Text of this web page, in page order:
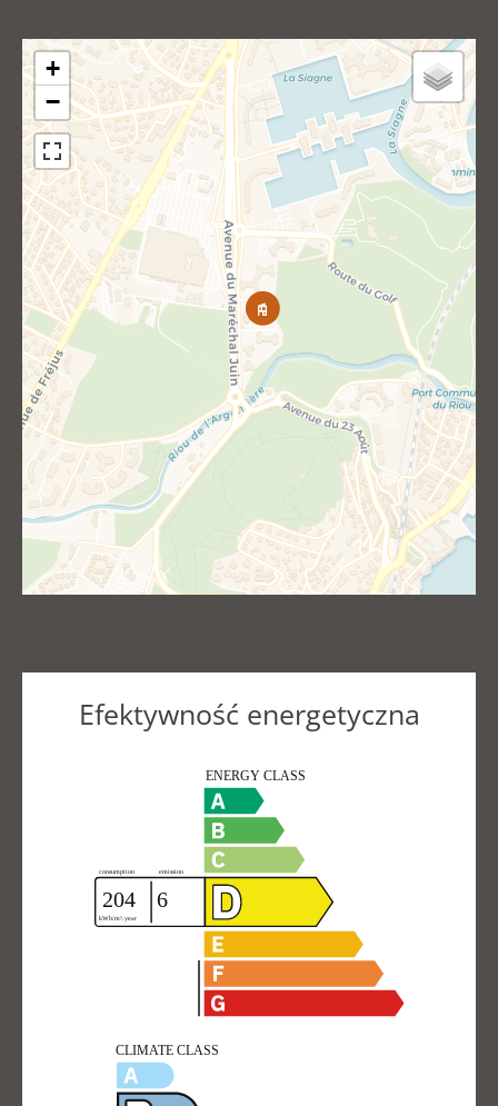
+
−
Efektywność energetyczna